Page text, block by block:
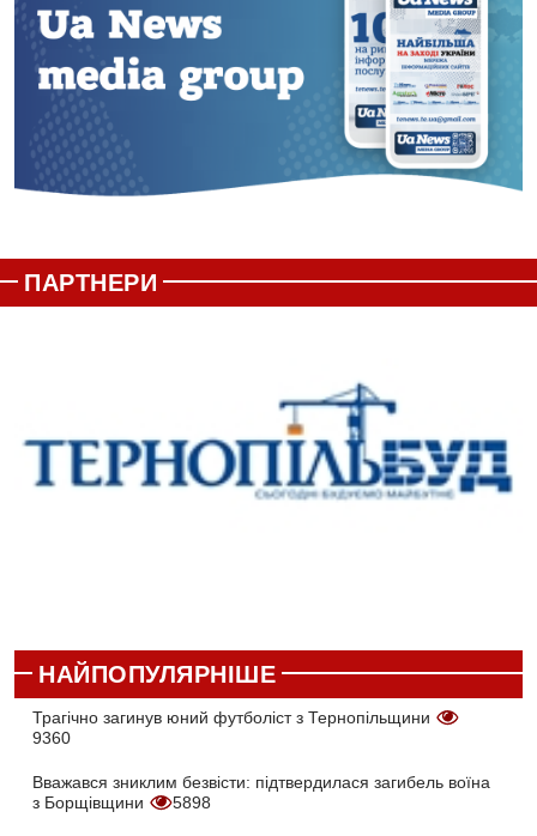
ПАРТНЕРИ
НАЙПОПУЛЯРНІШЕ
Трагічно загинув юний футболіст з Тернопільщини
9360
Вважався зниклим безвісти: підтвердилася загибель воїна
з Борщівщини
5898